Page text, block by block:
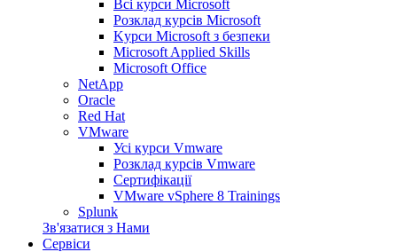
Всі курси Microsoft
Розклад курсів Microsoft
Kyрси Microsoft з безпеки
Microsoft Applied Skills
Microsoft Office
NetApp
Oracle
Red Hat
VMware
Усі курси Vmware
Розклад курсів Vmware
Сертифікації
VMware vSphere 8 Trainings
Splunk
Зв'язатися з Нами
Сервіси